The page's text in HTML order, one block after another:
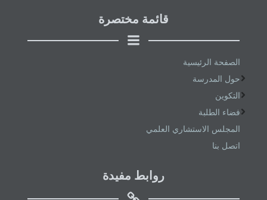
قائمة مختصرة
الصفحة الرئيسية
حول المدرسة
التكوين
فضاء الطلبة
المجلس الاستشاري العلمي
اتصل بنا
روابط مفيدة